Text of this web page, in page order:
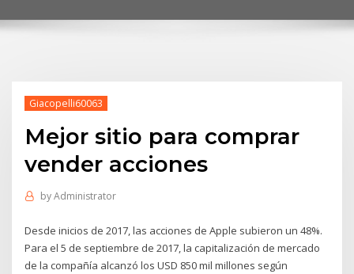
Giacopelli60063
Mejor sitio para comprar
vender acciones
byAdministrator
Desde inicios de 2017, las acciones de Apple subieron un 48%.
Para el 5 de septiembre de 2017, la capitalización de mercado
de la compañía alcanzó los USD 850 mil millones según